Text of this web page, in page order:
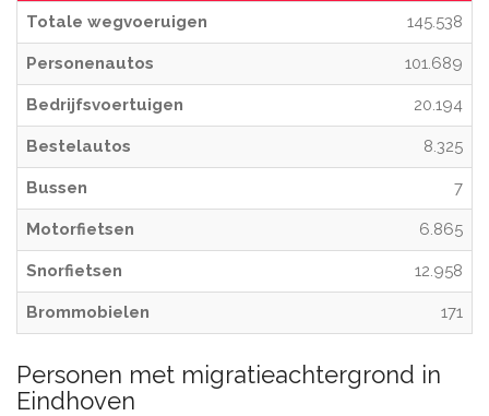
Totale wegvoeruigen 145.538
Personenautos 101.689
Bedrijfsvoertuigen 20.194
Bestelautos 8.325
Bussen 7
Motorfietsen 6.865
Snorfietsen 12.958
Brommobielen 171
Personen met migratieachtergrond in
Eindhoven